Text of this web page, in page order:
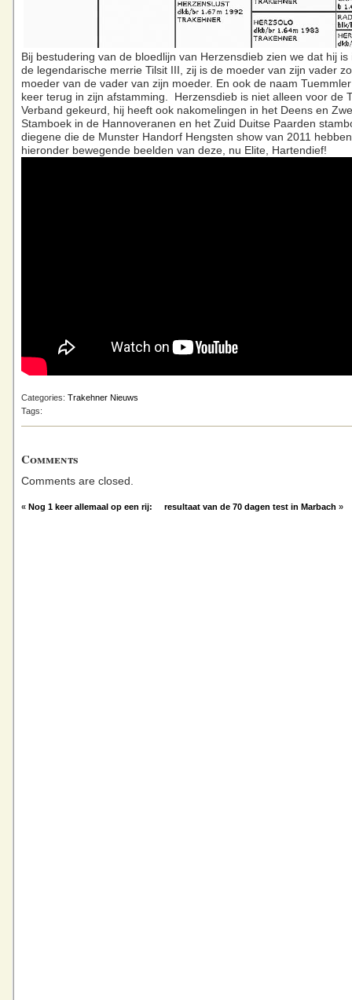
Bij bestudering van de bloedlijn van Herzensdieb zien we dat hij is
de legendarische merrie Tilsit III, zij is de moeder van zijn vader
moeder van de vader van zijn moeder. En ook de naam
keer terug in zijn afstamming. Herzensdieb is niet alleen voor de
Verband gekeurd, hij heeft ook nakomelingen in het Deens en
Stamboek in de Hannoveranen en het Zuid Duitse Paarden
diegene die de Munster Handorf Hengsten show van 2011
hieronder bewegende beelden van deze, nu Elite, Hartendief!
Categories: Trakehner Nieuws
Tags:
Comments
Comments are closed.
« Nog 1 keer allemaal op een rij: resultaat van de 70 dagen test in Marbach »